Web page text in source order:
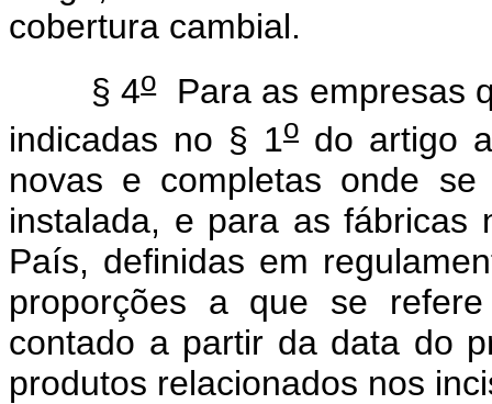
cobertura cambial.
§ 4oPara as empresas
indicadas no § 1o do artigo
novas e completas onde se
instalada, e para as fábricas
País, definidas em
proporções a que se
contado a partir da data do
produtos relacionados nos